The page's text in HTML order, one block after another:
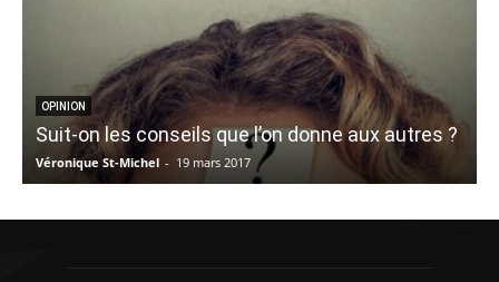
OPINION
Suit-on les conseils que l’on donne aux autres ?
Véronique St-Michel - 19 mars 2017